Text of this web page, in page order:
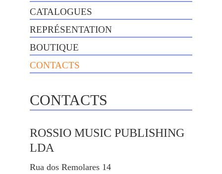
CATALOGUES
REPRÉSENTATION
BOUTIQUE
CONTACTS
CONTACTS
ROSSIO MUSIC PUBLISHING
LDA
Rua dos Remolares 14